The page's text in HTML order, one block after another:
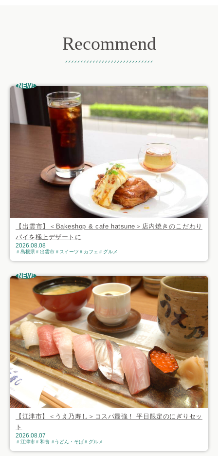
Recommend
NEW!
【出雲市】＜Bakeshop & cafe hatsune＞店内焼きのこだわり
パイを極上デザートに
2026.08.08
島根県 出雲市 スイーツ カフェ グルメ
NEW!
【江津市】＜うえ乃寿し＞コスパ最強！ 平日限定のにぎりセッ
ト
2026.08.07
江津市 和食 うどん・そば グルメ